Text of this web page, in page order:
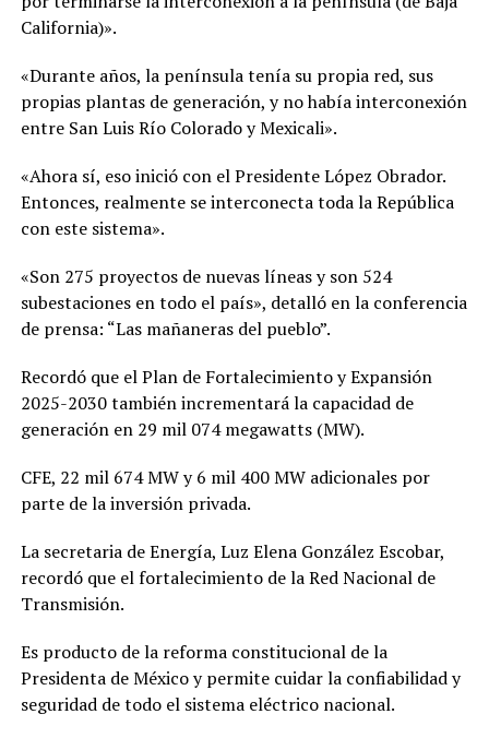
California)».
«Durante años, la península tenía su propia red, sus
propias plantas de generación, y no había interconexión
entre San Luis Río Colorado y Mexicali».
«Ahora sí, eso inició con el Presidente López Obrador.
Entonces, realmente se interconecta toda la República
con este sistema».
«Son 275 proyectos de nuevas líneas y son 524
subestaciones en todo el país», detalló en la conferencia
de prensa: “Las mañaneras del pueblo”.
Recordó que el Plan de Fortalecimiento y Expansión
2025-2030 también incrementará la capacidad de
generación en 29 mil 074 megawatts (MW).
CFE, 22 mil 674 MW y 6 mil 400 MW adicionales por
parte de la inversión privada.
La secretaria de Energía, Luz Elena González Escobar,
recordó que el fortalecimiento de la Red Nacional de
Transmisión.
Es producto de la reforma constitucional de la
Presidenta de México y permite cuidar la confiabilidad y
seguridad de todo el sistema eléctrico nacional.